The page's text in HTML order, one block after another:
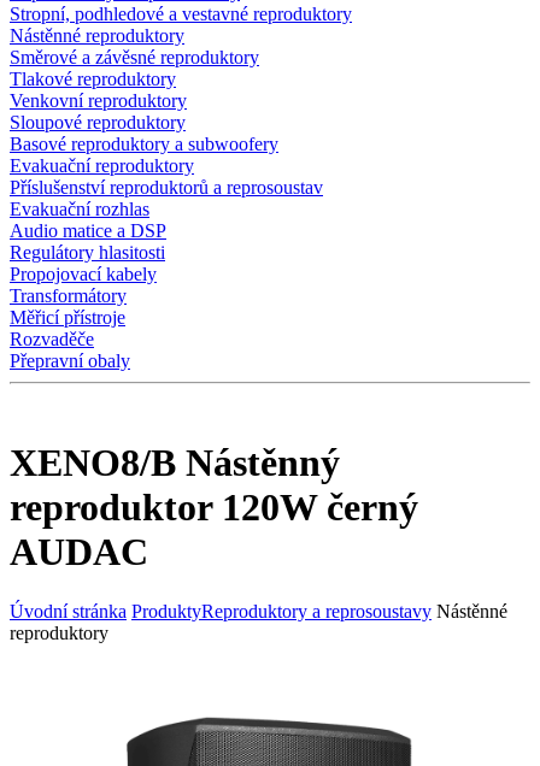
Stropní, podhledové a vestavné reproduktory
Nástěnné reproduktory
Směrové a závěsné reproduktory
Tlakové reproduktory
Venkovní reproduktory
Sloupové reproduktory
Basové reproduktory a subwoofery
Evakuační reproduktory
Příslušenství reproduktorů a reprosoustav
Evakuační rozhlas
Audio matice a DSP
Regulátory hlasitosti
Propojovací kabely
Transformátory
Měřicí přístroje
Rozvaděče
Přepravní obaly
XENO8/B Nástěnný
reproduktor 120W černý
AUDAC
Úvodní stránka ProduktyReproduktory a reprosoustavy Nástěnné
reproduktory